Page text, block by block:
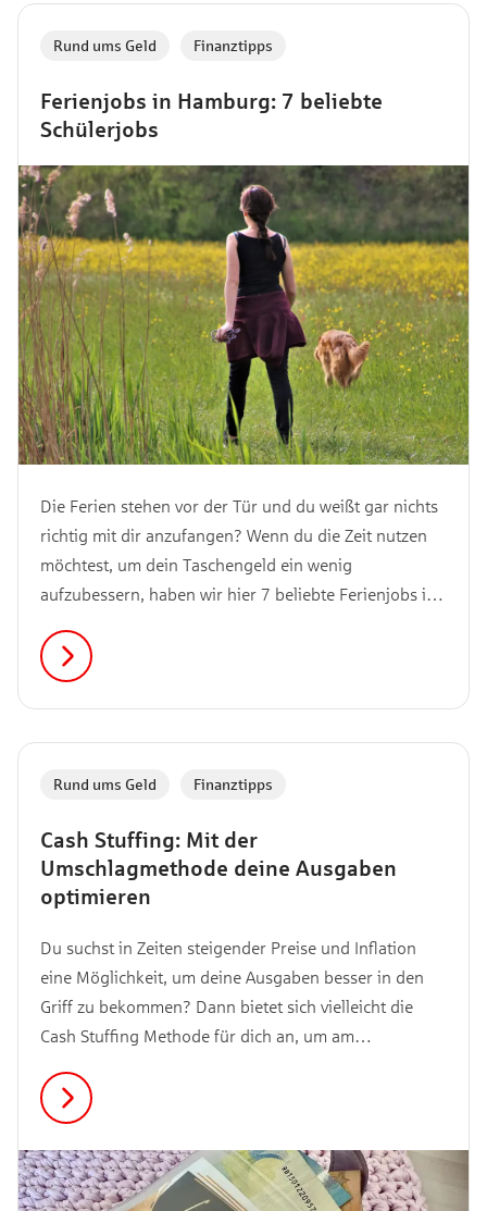
Ferienjobs in Hamburg: 7 beliebte
Schülerjobs
Rund ums Geld Finanztipps
Die Ferien stehen vor der Tür und du weißt gar nichts
richtig mit dir anzufangen? Wenn du die Zeit nutzen
möchtest, um dein Taschengeld ein wenig
aufzubessern, haben wir hier 7 beliebte Ferienjobs in
Cash Stuffing: Mit der
Umschlagmethode deine Ausgaben
optimieren
Rund ums Geld Finanztipps
Du suchst in Zeiten steigender Preise und Inflation
eine Möglichkeit, um deine Ausgaben besser in den
Griff zu bekommen? Dann bietet sich vielleicht die
Cash Stuffing Methode für dich an, um am
zusammenschlagen zu müssen. Hier erfährst du, was
es mit dem Bargeld stopfen auf sich hat und warum
Barzahlung mehr als nur ein Trend auf TikTok ist.